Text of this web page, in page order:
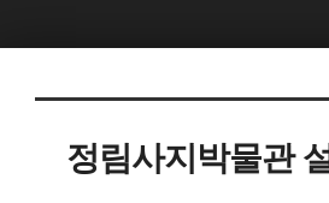
정림사지박물관
5